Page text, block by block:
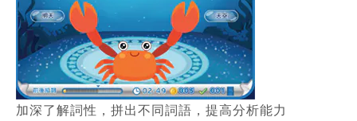
加深了解詞性，拼出不同詞語，提高分析能力